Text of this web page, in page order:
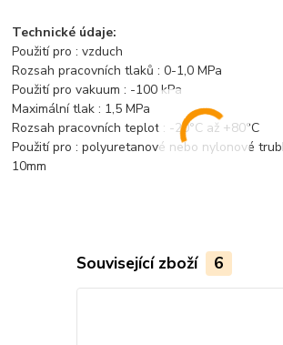
Technické údaje:
Použití pro : vzduch
Rozsah pracovních tlaků : 0-1,0 MPa
Použití pro vakuum : -100 kPa
Maximální tlak : 1,5 MPa
Rozsah pracovních teplot : -20°C až +80°C
Použití pro : polyuretanové nebo nylonové
10mm
Související zboží 6